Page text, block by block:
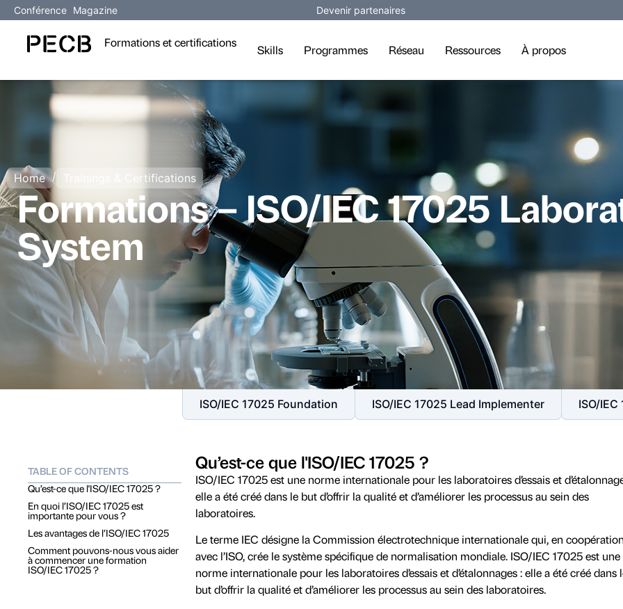
Conférence Magazine Devenir partenaires
Formations et certifications
Skills Programmes Réseau Ressources À propos
Home / Trainings & Certifications
Formations – ISO/IEC 17025
System
ISO/IEC 17025 Foundation ISO/IEC 17025 Lead Implementer ISO/
TABLE OF CONTENTS
Qu’est-ce que l'ISO/IEC 17025 ?
En quoi l’ISO/IEC 17025 est
importante pour vous ?
Les avantages de l’ISO/IEC 17025
Comment pouvons-nous vous aider
à commencer une formation
ISO/IEC 17025 ?
Qu’est-ce que l'ISO/IEC 17025 ?
ISO/IEC 17025 est une norme internationale pour les laboratoires d’essais et
elle a été créé dans le but d’offrir la qualité et d’améliorer les processus au sein des
laboratoires.
Le terme IEC désigne la Commission électrotechnique internationale qui, en
avec l’ISO, crée le système spécifique de normalisation mondiale. ISO/IEC 17025 est une
norme internationale pour les laboratoires d’essais et d’étalonnages : elle a été créé dans
but d’offrir la qualité et d’améliorer les processus au sein des laboratoires.